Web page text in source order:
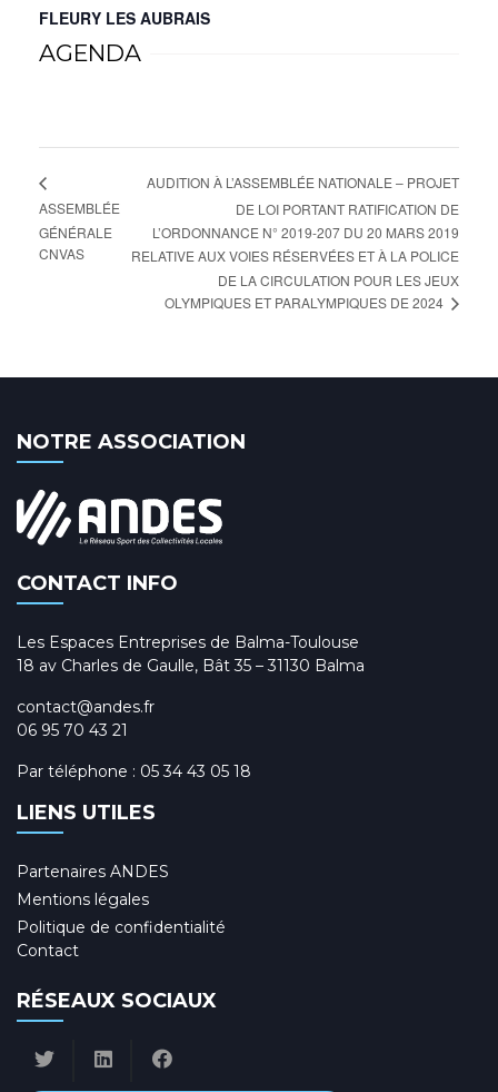
FLEURY LES AUBRAIS
AGENDA
ASSEMBLÉE
GÉNÉRALE
CNVAS
AUDITION À L’ASSEMBLÉE NATIONALE – PROJET
DE LOI PORTANT RATIFICATION DE
L’ORDONNANCE N° 2019-207 DU 20 MARS 2019
RELATIVE AUX VOIES RÉSERVÉES ET À LA POLICE
DE LA CIRCULATION POUR LES JEUX
OLYMPIQUES ET PARALYMPIQUES DE 2024
NOTRE ASSOCIATION
CONTACT INFO
Les Espaces Entreprises de Balma-Toulouse
18 av Charles de Gaulle, Bât 35 – 31130 Balma
contact@andes.fr
06 95 70 43 21
Par téléphone : 05 34 43 05 18
LIENS UTILES
Partenaires ANDES
Mentions légales
Politique de confidentialité
Contact
RÉSEAUX SOCIAUX